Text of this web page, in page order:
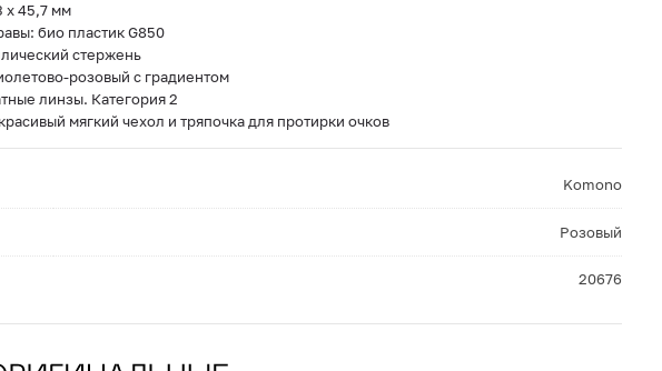
х 45,7 мм
био пластик G850
стержень
розовый с градиентом
линзы. Категория 2
мягкий чехол и тряпочка для протирки очков
Komono
Розовый
20676